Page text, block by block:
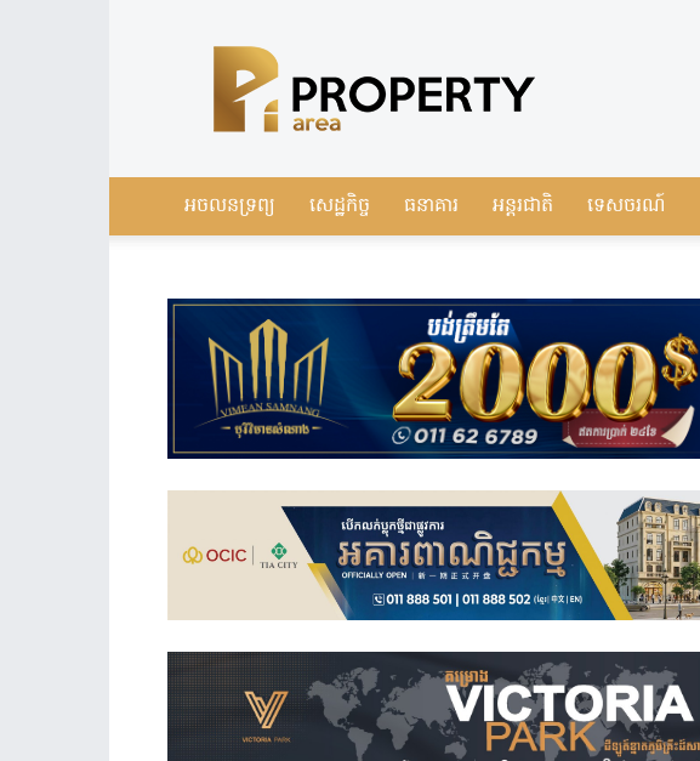
Real
Estate
Cambodia
អចលនទ្រព្យ សេដ្ឋកិច្ច ធនាគារ អន្តរជាតិ ទេសចរណ៍